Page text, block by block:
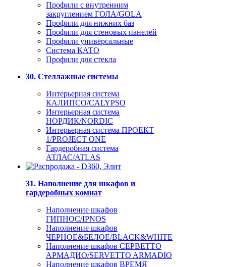
Профили с внутренним
закруглением ГОЛА/GOLA
Профили для нижних баз
Профили для стеновых панелей
Профили универсальные
Система КАТО
Профили для стекла
30. Стеллажные системы
Интерьерная система
КАЛИПСО/CALYPSO
Интерьерная система
НОРДИК/NORDIC
Интерьерная система ПРОЕКТ
1/PROJECT ONE
Гардеробная система
АТЛАС/ATLAS
31. Наполнение для шкафов и
гардеробных комнат
Наполнение шкафов
ГИПНОС/IPNOS
Наполнение шкафов
ЧЕРНОЕ&БЕЛОЕ/BLACK&WHITE
Наполнение шкафов СЕРВЕТТО
АРМАДИО/SERVETTO ARMADIO
Наполнение шкафов ВРЕМЯ